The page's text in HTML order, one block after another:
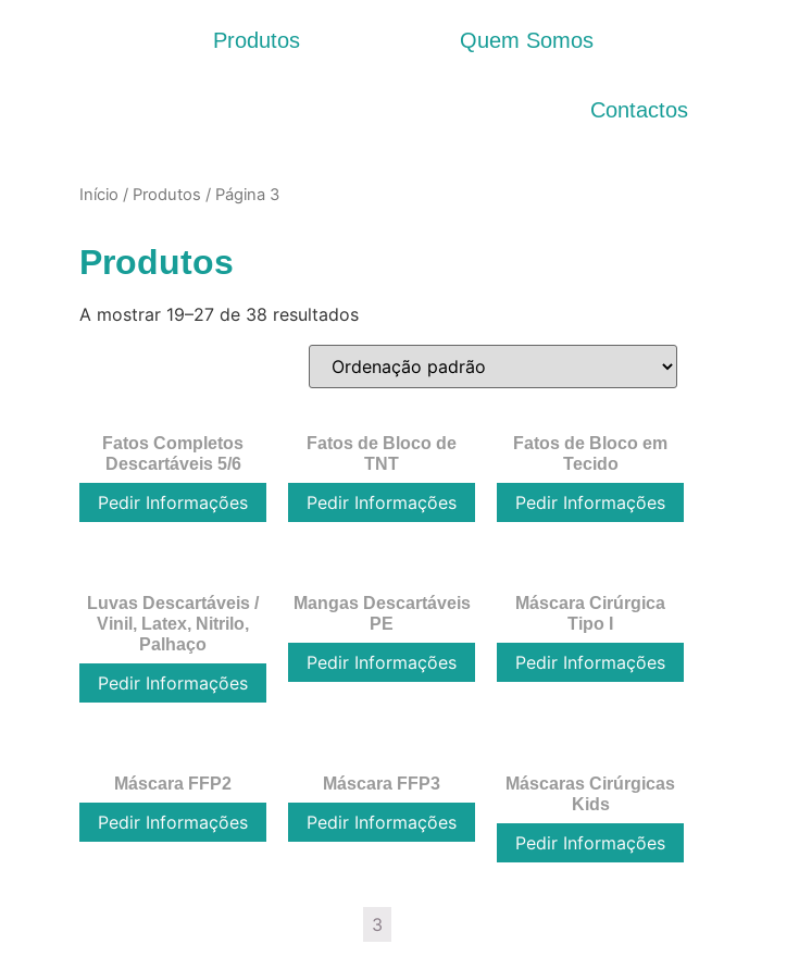
Produtos Quem Somos
Contactos
Início / Produtos / Página 3
Produtos
A mostrar 19–27 de 38 resultados
Fatos Completos
Descartáveis 5/6
Pedir Informações
Fatos de Bloco de
TNT
Pedir Informações
Fatos de Bloco em
Tecido
Pedir Informações
Luvas Descartáveis /
Vinil, Latex, Nitrilo,
Palhaço
Pedir Informações
Mangas Descartáveis
PE
Pedir Informações
Máscara Cirúrgica
Tipo I
Pedir Informações
Máscara FFP2
Pedir Informações
Máscara FFP3
Pedir Informações
Máscaras Cirúrgicas
Kids
Pedir Informações
3